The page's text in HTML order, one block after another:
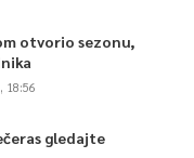
otvorio sezonu,
18:56
gledajte